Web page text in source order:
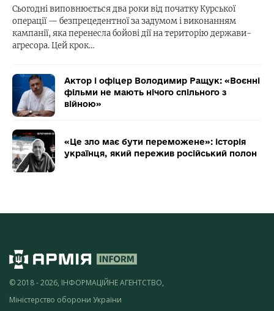
Сьогодні виповнюється два роки від початку Курської
операції — безпрецедентної за задумом і виконанням
кампанії, яка перенесла бойові дії на територію держави-
агресора. Цей крок…
Актор і офіцер Володимир Ращук: «Воєнні
фільми не мають нічого спільного з
війною»
«Це зло має бути переможене»: історія
українця, який пережив російський полон
© 2018 - 2026, ІНФОРМАЦІЙНЕ АГЕНТСТВО,
Міністерство оборони України